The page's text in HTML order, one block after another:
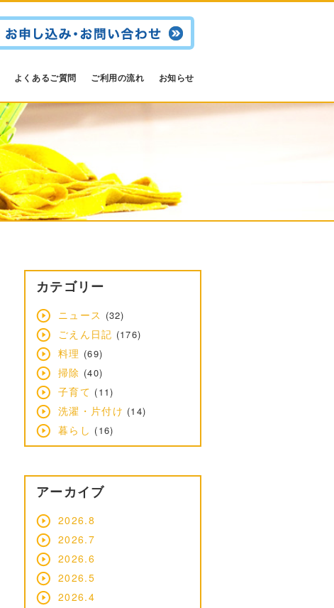
よくあるご質問 ご利用の流れ お知らせ
カテゴリー
ニュース (32)
ごえん日記 (176)
料理 (69)
掃除 (40)
子育て (11)
洗濯・片付け (14)
暮らし (16)
アーカイブ
2026.8
2026.7
2026.6
2026.5
2026.4